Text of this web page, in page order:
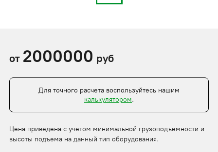
от 2000000 руб
Для точного расчета воспользуйтесь нашим
калькулятором.
Цена приведена с учетом минимальной грузоподъемности и
высоты подъема на данный тип оборудования.